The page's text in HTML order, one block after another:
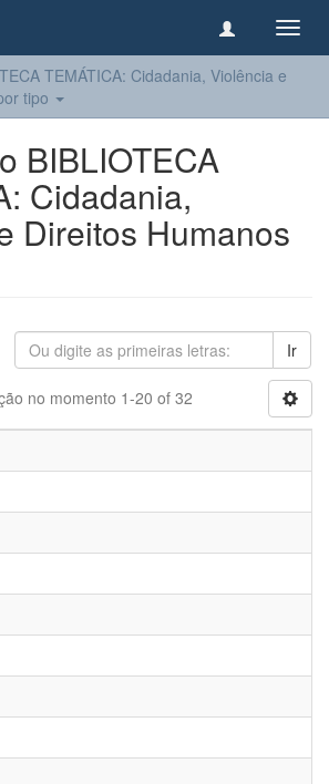
TEMÁTICA: Cidadania, Violência e
tipo
BIBLIOTECA
Cidadania,
Direitos Humanos
Ir
no momento 1-20 of 32